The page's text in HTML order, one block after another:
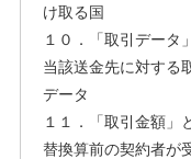
け取る国
１０．「取引データ
当該送金先に対する
データ
１１．「取引金額」
替換算前の契約者が